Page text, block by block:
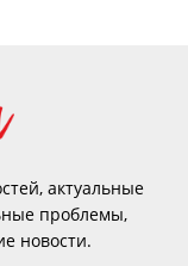
актуальные
проблемы,
новости.